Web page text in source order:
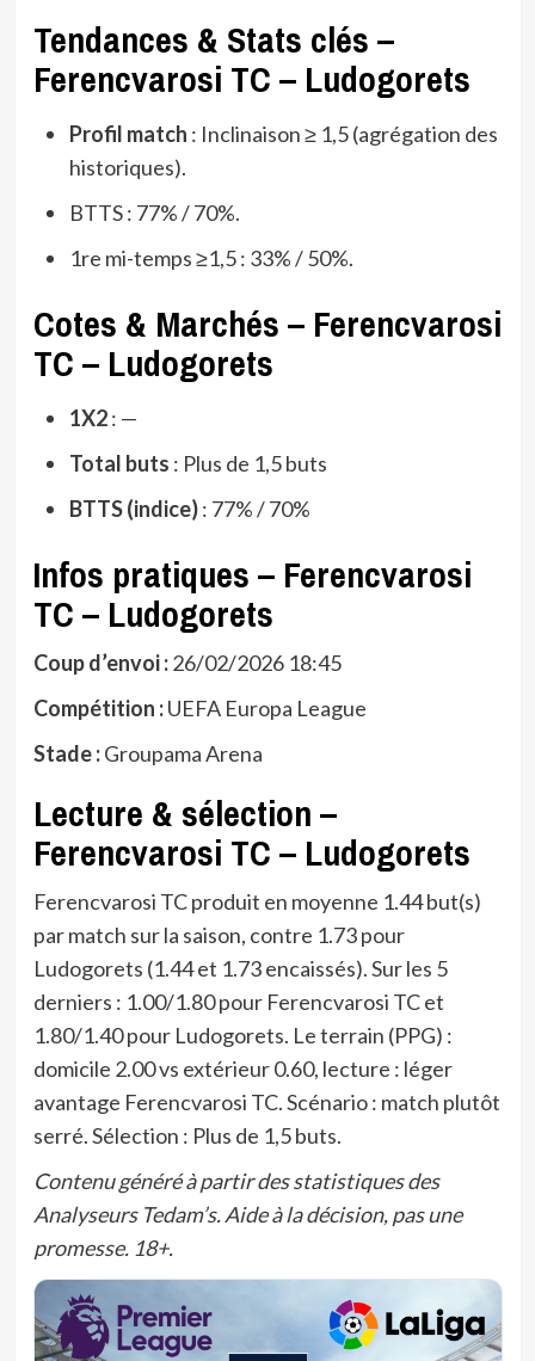
Tendances & Stats clés –
Ferencvarosi TC – Ludogorets
Profil match : Inclinaison ≥ 1,5 (agrégation des
historiques).
BTTS : 77% / 70%.
1re mi-temps ≥1,5 : 33% / 50%.
Cotes & Marchés – Ferencvarosi
TC – Ludogorets
1X2: —
Total buts : Plus de 1,5 buts
BTTS (indice): 77% / 70%
Infos pratiques – Ferencvarosi
TC – Ludogorets
Coup d’envoi :26/02/2026 18:45
Compétition :UEFA Europa League
Stade :Groupama Arena
Lecture & sélection –
Ferencvarosi TC – Ludogorets
Ferencvarosi TC produit en moyenne 1.44 but(s)
par match sur la saison, contre 1.73 pour
Ludogorets (1.44 et 1.73 encaissés). Sur les 5
derniers : 1.00/1.80 pour Ferencvarosi TC et
1.80/1.40 pour Ludogorets. Le terrain (PPG) :
domicile 2.00 vs extérieur 0.60, lecture : léger
avantage Ferencvarosi TC. Scénario : match plutôt
serré. Sélection : Plus de 1,5 buts.
Contenu généré à partir des statistiques des
Analyseurs Tedam’s. Aide à la décision, pas une
promesse. 18+.